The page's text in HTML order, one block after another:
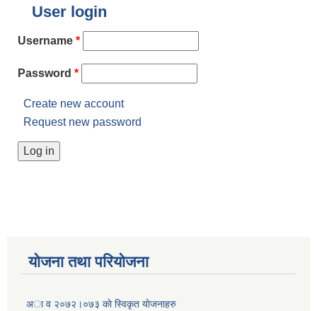
User login
Username *
Password *
Create new account
Request new password
योजना तथा परियोजना
अा व २०७२।०७३ काे स्विकृत याेजनाहरु